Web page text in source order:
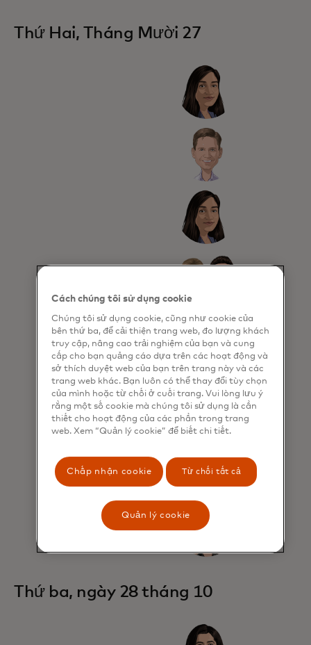
Thứ Hai, Tháng Mười 27
Thứ ba, ngày 28 tháng 10
Cách chúng tôi sử dụng cookie
Chúng tôi sử dụng cookie, cũng như cookie của
bên thứ ba, để cải thiện trang web, đo lượng khách
truy cập, nâng cao trải nghiệm của bạn và cung
cấp cho bạn quảng cáo dựa trên các hoạt động và
sở thích duyệt web của bạn trên trang này và các
trang web khác. Bạn luôn có thể thay đổi tùy chọn
của mình hoặc từ chối ở cuối trang. Vui lòng lưu ý
rằng một số cookie mà chúng tôi sử dụng là cần
thiết cho hoạt động của các phần trong trang
web. Xem “Quản lý cookie” để biết chi tiết.
Chấp nhận cookie Từ chối tất cả
Quản lý cookie